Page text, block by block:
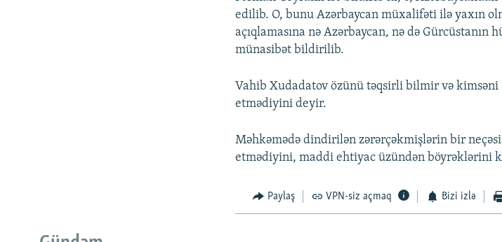
edilib. O, bunu Azərbaycan müxalifəti ilə yaxın
açıqlamasına nə Azərbaycan, nə də Gürcüstanın
münasibət bildirilib.
Vahib Xudadatov özünü təqsirli bilmir və kimsəni
etmədiyini deyir.
Məhkəmədə dindirilən zərərçəkmişlərin bir
etmədiyini, maddi ehtiyac üzündən böyrəklərini
Paylaş VPN-siz açmaq Bizi izlə